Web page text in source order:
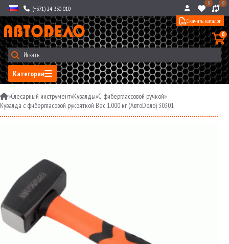
(+371) 24 330 010
0 0
Категории
0
Скачать каталог
»Слесарный инструмент»Кувалды»С фиберглассовой ручкой»
Кувалда с фибергласовой рукояткой Вес 1.000 кг (АвтоDело) 30301